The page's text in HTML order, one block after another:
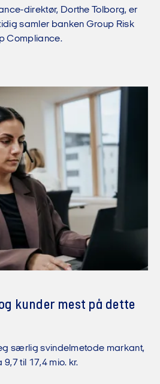
direktør, Dorthe Tolborg, er
samler banken Group Risk
Compliance.
kunder mest på dette
særlig svindelmetode markant,
til 17,4 mio. kr.